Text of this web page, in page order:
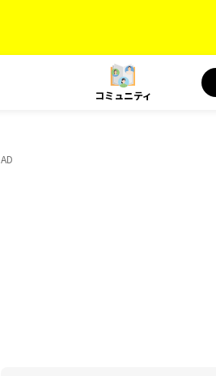
コミュニティ
AD